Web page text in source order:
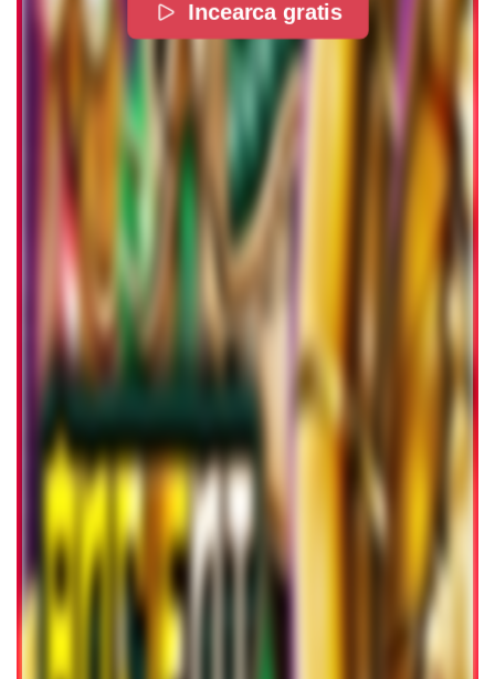
Incearca gratis